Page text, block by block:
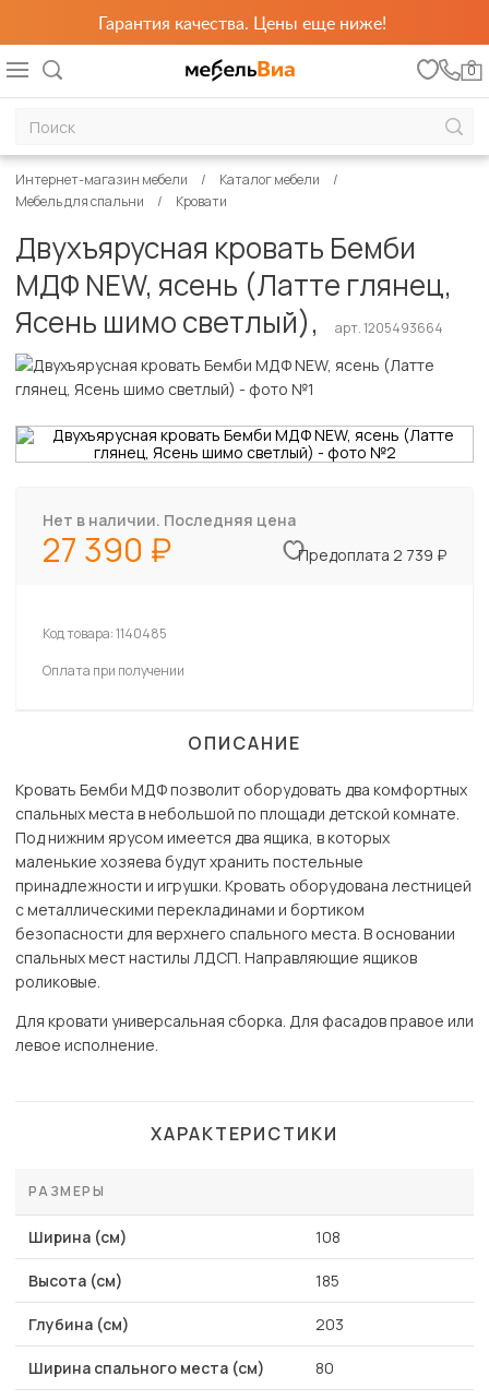
Гарантия качества. Цены еще ниже!
0
Интернет-магазин мебели
Каталог мебели
Мебель для спальни
Кровати
Двухъярусная кровать Бемби
МДФ NEW, ясень (Латте глянец,
Ясень шимо светлый),
арт. 1205493664
Нет в наличии. Последняя цена
27 390 Предоплата 2 739 ₽
Код товара:1140485
Оплата при получении
ОПИСАНИЕ
Кровать Бемби МДФ позволит оборудовать два комфортных
спальных места в небольшой по площади детской комнате.
Под нижним ярусом имеется два ящика, в которых
маленькие хозяева будут хранить постельные
принадлежности и игрушки. Кровать оборудована лестницей
с металлическими перекладинами и бортиком
безопасности для верхнего спального места. В основании
спальных мест настилы ЛДСП. Направляющие ящиков
роликовые.
Для кровати универсальная сборка. Для фасадов правое или
левое исполнение.
ХАРАКТЕРИСТИКИ
РАЗМЕРЫ
Ширина (см) 108
Высота (см) 185
Глубина (см) 203
Ширина спального места (см) 80